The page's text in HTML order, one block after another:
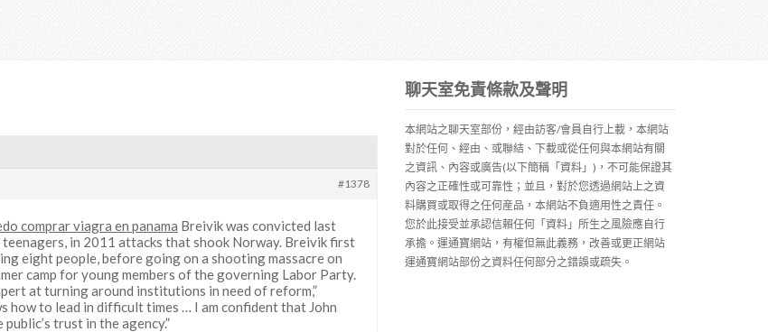
#1378
comprar viagra en panama Breivik was convicted last
in 2011 attacks that shook Norway. Breivik first
eight people, before going on a shooting massacre on
camp for young members of the governing Labor Party.
at turning around institutions in need of reform,”
how to lead in difficult times … I am confident that John
trust in the agency.”
聊天室免責條款及聲明
本網站之聊天室部份，經由訪客/會員自行上載，本網站
對於任何、經由、或聯結、下載或從任何與本網站有關
之資訊、內容或廣告(以下簡稱「資料」)，不可能保證其
內容之正確性或可靠性；並且，對於您透過網站上之資
料購買或取得之任何産品，本網站不負適用性之責任。
您於此接受並承認信賴任何「資料」所生之風險應自行
承擔。運通寶網站，有權但無此義務，改善或更正網站
運通寶網站部份之資料任何部分之錯誤或疏失。